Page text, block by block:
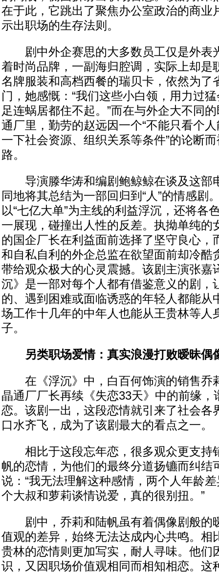
在于此，它跳出了聚焦办公室政治的商业
示出职场的生存法则。
剧中外企赛思的大多数员工仅是外表
着时尚品牌，一副海归腔调，实际上却是
名牌服装和高档西餐的瑞贝卡，依然为了
门，她感慨：“我们这些小白领，用力过
足连蜗居都住不起。”而在与外企大不同
通厂里，勤劳的赵远因一个“不能只看个
一下社会资源、组织关系等条件”的论断
路。
导演滕华涛和编剧鲍鲸鲸在谈及这部
同地将其总结为一部回归到“人”的情感剧
以“七亿大单”为主线的利益浮沉，还将各
一展现，碰撞出人性的反差。执拗单纯的
的国企厂长在利益面前选择了坚守良心，
和自私自利的外企总监在欲望面前却冷酷
带给观众极大的心灵震撼。该剧主演张嘉
沉》是一部对每个人都有借鉴意义的剧，
的、遇到困难或面临诱惑的年轻人都能从
场工作十几年的中年人也能从王贵林等人
子。
另类职场爱情：真实浪漫打败暧昧偶
在《浮沉》中，白百何饰演的销售乔
晶通厂厂长再续《失恋33天》中的前缘，
恋。该剧一出，这段恋情就引来了社会各
口水齐飞，成为了该剧最大的看点之一。
相比于这段忘年恋，很多观众更支持
帆的恋情，为他们的最终分道扬镳而纠结
说：“我无法理解这种感情，两个人年龄
个大叔和萝莉谈情说爱，真的很别扭。”
剧中，乔莉和陆帆虽有着偶像剧般的
值观的差异，始终无法达成内心共鸣。相
贵林的恋情则更加写实，耐人寻味。他们
识，又因职场价值观相同而相知相恋。这